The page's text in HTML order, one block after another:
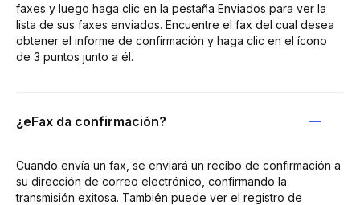
faxes y luego haga clic en la pestaña Enviados para ver la
lista de sus faxes enviados. Encuentre el fax del cual desea
obtener el informe de confirmación y haga clic en el ícono
de 3 puntos junto a él.
¿eFax da confirmación?
Cuando envía un fax, se enviará un recibo de confirmación a
su dirección de correo electrónico, confirmando la
transmisión exitosa. También puede ver el registro de